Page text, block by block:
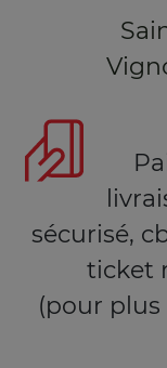
sécurisé,
ticket
(pour plus